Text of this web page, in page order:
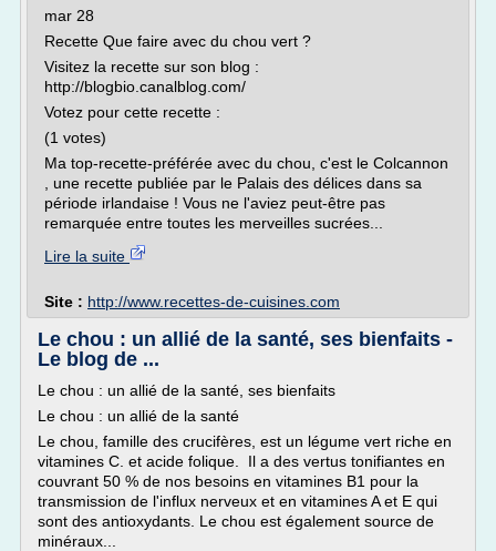
mar 28
Recette Que faire avec du chou vert ?
Visitez la recette sur son blog :
http://blogbio.canalblog.com/
Votez pour cette recette :
(1 votes)
Ma top-recette-préférée avec du chou, c'est le Colcannon
, une recette publiée par le Palais des délices dans sa
période irlandaise ! Vous ne l'aviez peut-être pas
remarquée entre toutes les merveilles sucrées...
Lire la suite
Site : http://www.recettes-de-cuisines.com
Le chou : un allié de la santé, ses bienfaits -
Le blog de ...
Le chou : un allié de la santé, ses bienfaits
Le chou : un allié de la santé
Le chou, famille des crucifères, est un légume vert riche en
vitamines C. et acide folique. Il a des vertus tonifiantes en
couvrant 50 % de nos besoins en vitamines B1 pour la
transmission de l'influx nerveux et en vitamines A et E qui
sont des antioxydants. Le chou est également source de
minéraux...